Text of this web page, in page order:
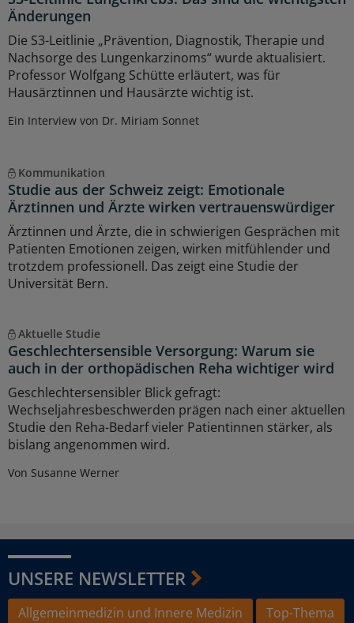
Änderungen
Die S3-Leitlinie „Prävention, Diagnostik, Therapie und
Nachsorge des Lungenkarzinoms“ wurde aktualisiert.
Professor Wolfgang Schütte erläutert, was für
Hausärztinnen und Hausärzte wichtig ist.
Ein Interview von Dr. Miriam Sonnet
Kommunikation
Studie aus der Schweiz zeigt: Emotionale
Ärztinnen und Ärzte wirken vertrauenswürdiger
Ärztinnen und Ärzte, die in schwierigen Gesprächen mit
Patienten Emotionen zeigen, wirken mitfühlender und
trotzdem professionell. Das zeigt eine Studie der
Universität Bern.
Aktuelle Studie
Geschlechtersensible Versorgung: Warum sie
auch in der orthopädischen Reha wichtiger wird
Geschlechtersensibler Blick gefragt:
Wechseljahresbeschwerden prägen nach einer aktuellen
Studie den Reha-Bedarf vieler Patientinnen stärker, als
bislang angenommen wird.
Von Susanne Werner
UNSERE NEWSLETTER
Allgemeinmedizin und Innere Medizin
Top-Thema